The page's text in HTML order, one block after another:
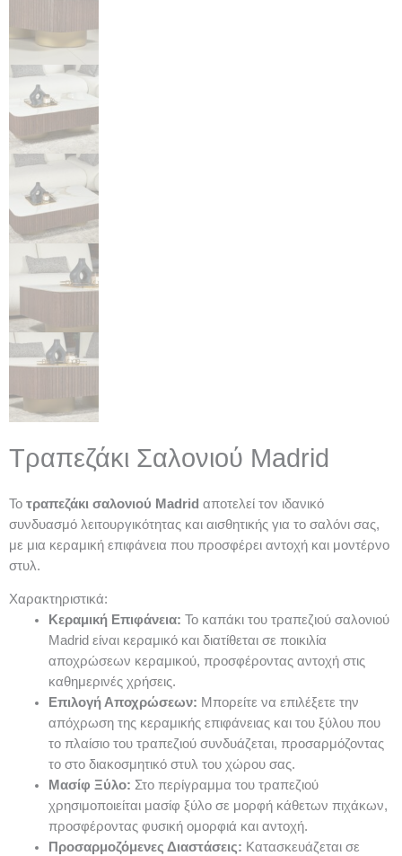
Τραπεζάκι Σαλονιού Madrid
Το τραπεζάκι σαλονιού Madrid αποτελεί τον ιδανικό
συνδυασμό λειτουργικότητας και αισθητικής για το σαλόνι σας,
με μια κεραμική επιφάνεια που προσφέρει αντοχή και μοντέρνο
στυλ.
Χαρακτηριστικά:
Κεραμική Επιφάνεια: Το καπάκι του τραπεζιού σαλονιού
Madrid είναι κεραμικό και διατίθεται σε ποικιλία
αποχρώσεων κεραμικού, προσφέροντας αντοχή στις
καθημερινές χρήσεις.
Επιλογή Αποχρώσεων: Μπορείτε να επιλέξετε την
απόχρωση της κεραμικής επιφάνειας και του ξύλου που
το πλαίσιο του τραπεζιού συνδυάζεται, προσαρμόζοντας
το στο διακοσμητικό στυλ του χώρου σας.
Μασίφ Ξύλο: Στο περίγραμμα του τραπεζιού
χρησιμοποιείται μασίφ ξύλο σε μορφή κάθετων πιχάκων,
προσφέροντας φυσική ομορφιά και αντοχή.
Προσαρμοζόμενες Διαστάσεις: Κατασκευάζεται σε